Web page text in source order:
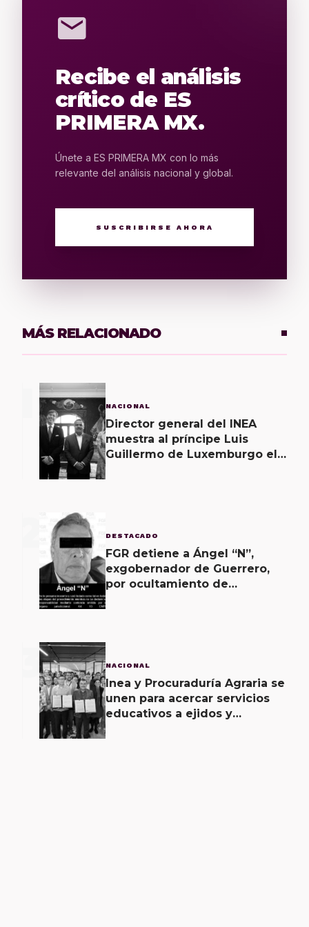
mail
Recibe el análisis
crítico de ES
PRIMERA MX.
Únete a ES PRIMERA MX con lo más
relevante del análisis nacional y global.
SUSCRIBIRSE AHORA
MÁS RELACIONADO
NACIONAL
Director general del INEA
muestra al príncipe Luis
Guillermo de Luxemburgo el
DESTACADO
FGR detiene a Ángel “N”,
exgobernador de Guerrero,
por ocultamiento de
3 NACIONAL
Inea y Procuraduría Agraria se
unen para acercar servicios
educativos a ejidos y